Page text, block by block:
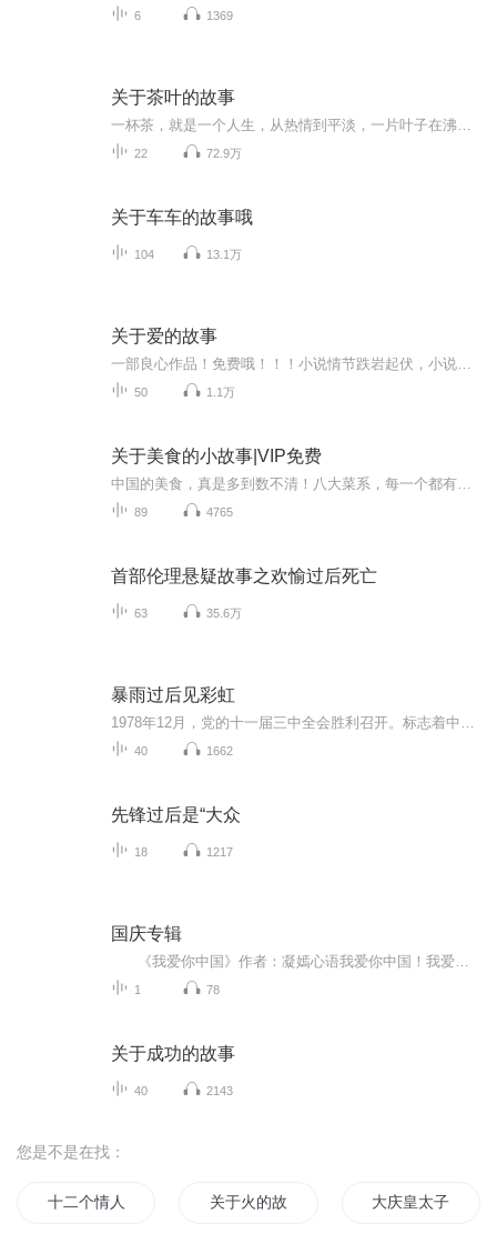
6 1369
关于茶叶的故事
22 72.9万
关于车车的故事哦
104 13.1万
关于爱的故事
50 1.1万
关于美食的小故事|VIP免费
89 4765
首部伦理悬疑故事之欢愉过后死亡
63 35.6万
暴雨过后见彩虹
40 1662
先锋过后是“大众
18 1217
国庆专辑
1 78
关于成功的故事
40 2143
您是不是在找：
十二个情人节 关于火的故事 大庆皇太子